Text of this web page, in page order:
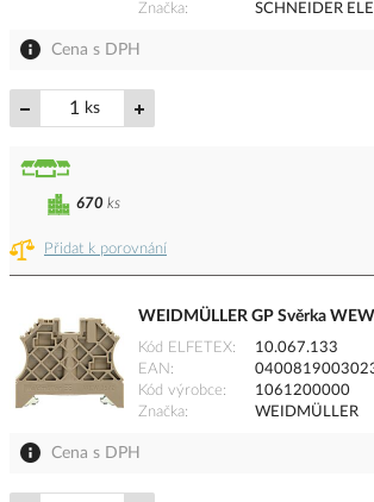
Značka
SCHNEIDER
Cena s DPH
ks
Přidat k porovnání
670 ks
WEIDMÜLLER GP Svěrka
Kód ELFETEX
10.067.133
EAN
Kód výrobce
1061200000
Značka
WEIDMÜLLER
Cena s DPH